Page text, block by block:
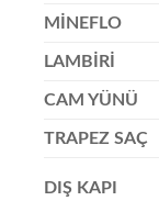
MİNEFLO
LAMBİRİ
CAM YÜNÜ
TRAPEZ SAÇ
DIŞ KAPI